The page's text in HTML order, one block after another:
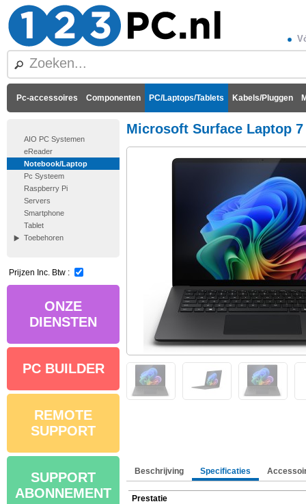
Pc-accessoires Componenten PC/Laptops/Tablets Kabels/Pluggen
AIO PC Systemen
eReader
Notebook/Laptop
Pc Systeem
Raspberry Pi
Servers
Smartphone
Tablet
Toebehoren
Prijzen Inc. Btw :
ONZE
DIENSTEN
PC BUILDER
REMOTE
SUPPORT
SUPPORT
ABONNEMENT
Microsoft Surface Laptop
Beschrijving Specificaties
Prestatie